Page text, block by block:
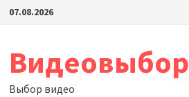
Перейти
07.08.2026
Видеовыбор
Выбор видео